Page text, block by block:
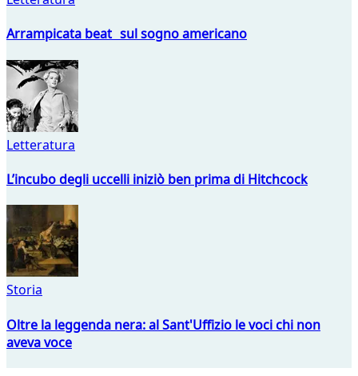
Arrampicata beat sul sogno americano
Letteratura
L’incubo degli uccelli iniziò ben prima di Hitchcock
Storia
Oltre la leggenda nera: al Sant'Uffizio le voci chi non
aveva voce